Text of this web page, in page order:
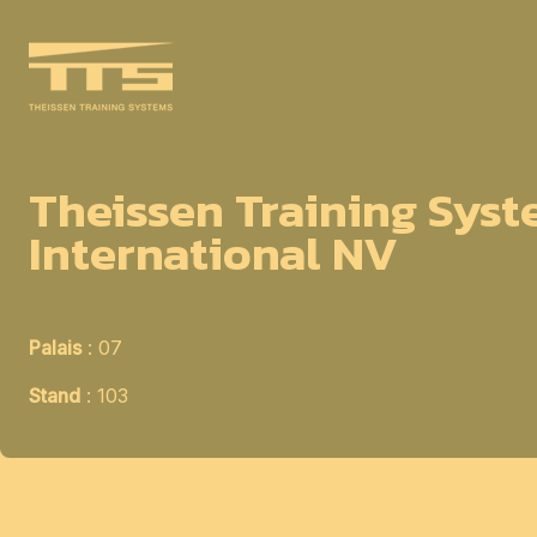
Theissen Training
International NV
Palais: 07
Stand : 103